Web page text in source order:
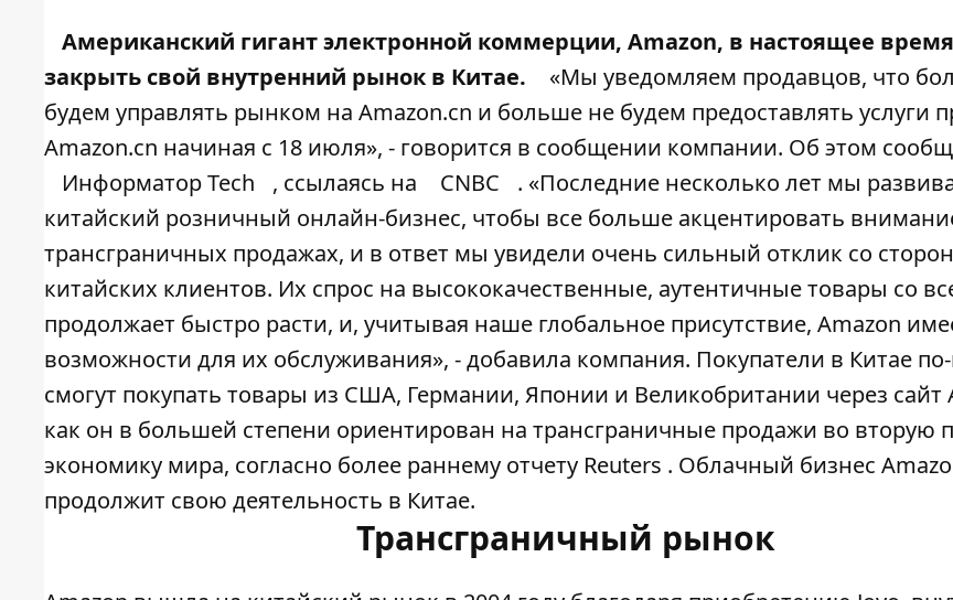
Американский гигант электронной коммерции, Amazon, в настоящее
закрыть свой внутренний рынок в Китае.
«Мы уведомляем продавцов, что
будем управлять рынком на Amazon.cn и больше не будем предоставлять услуги
Amazon.cn начиная с 18 июля», - говорится в сообщении компании. Об этом
Информатор Tech
, ссылаясь на CNBC
. «Последние несколько лет мы
китайский розничный онлайн-бизнес, чтобы все больше акцентировать
трансграничных продажах, и в ответ мы увидели очень сильный отклик со
китайских клиентов. Их спрос на высококачественные, аутентичные товары со
продолжает быстро расти, и, учитывая наше глобальное присутствие, Amazon
возможности для их обслуживания», - добавила компания. Покупатели в Китае
смогут покупать товары из США, Германии, Японии и Великобритании через сайт
как он в большей степени ориентирован на трансграничные продажи во вторую
экономику мира, согласно более раннему отчету Reuters . Облачный бизнес
продолжит свою деятельность в Китае.
Трансграничный рынок